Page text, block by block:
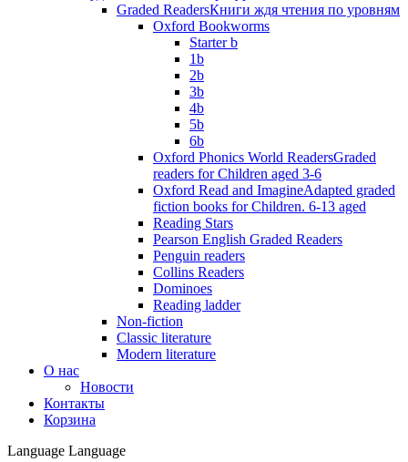
Graded ReadersКниги ждя чтения по уровням
Oxford Bookworms
Starter b
1b
2b
3b
4b
5b
6b
Oxford Phonics World ReadersGraded
readers for Children aged 3-6
Oxford Read and ImagineAdapted graded
fiction books for Children. 6-13 aged
Reading Stars
Pearson English Graded Readers
Penguin readers
Collins Readers
Dominoes
Reading ladder
Non-fiction
Classic literature
Modern literature
О нас
Новости
Контакты
Корзина
Language Language